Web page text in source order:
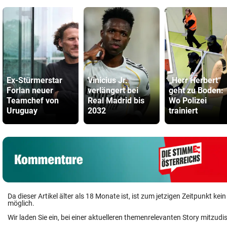
Ex-Stürmerstar
Forlan neuer
Teamchef von
Uruguay
Vinicius Jr.
verlängert bei
Real Madrid bis
2032
„Herr Herbert“
geht zu Boden:
Wo Polizei
trainiert
Da dieser Artikel älter als 18 Monate ist, ist zum jetzigen Zeitpunkt
möglich.
Wir laden Sie ein, bei einer aktuelleren themenrelevanten Story